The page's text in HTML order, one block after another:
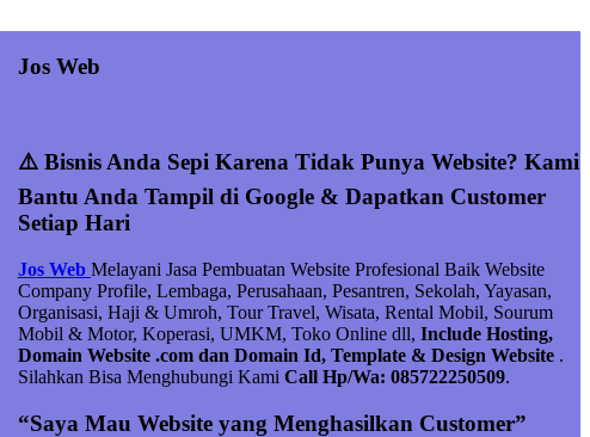
Jos Web
⚠️ Bisnis Anda Sepi Karena Tidak Punya Website? Kami
Bantu Anda Tampil di Google & Dapatkan Customer
Setiap Hari
Jos Web Melayani Jasa Pembuatan Website Profesional Baik Website
Company Profile, Lembaga, Perusahaan, Pesantren, Sekolah, Yayasan,
Organisasi, Haji & Umroh, Tour Travel, Wisata, Rental Mobil, Sourum
Mobil & Motor, Koperasi, UMKM, Toko Online dll, Include Hosting,
Domain Website .com dan Domain Id, Template & Design Website .
Silahkan Bisa Menghubungi Kami Call Hp/Wa: 085722250509.
“Saya Mau Website yang Menghasilkan Customer”